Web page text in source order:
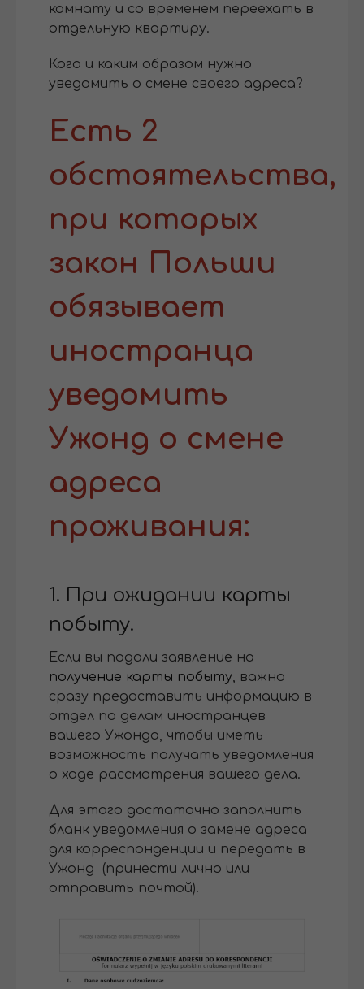
комнату и со временем переехать в
отдельную квартиру.
Кого и каким образом нужно
уведомить о смене своего адреса?
Есть 2
обстоятельства,
при которых
закон Польши
обязывает
иностранца
уведомить
Ужонд о смене
адреса
проживания:
1. При ожидании карты
побыту.
Если вы подали заявление на
получение карты побыту , важно
сразу предоставить информацию в
отдел по делам иностранцев
вашего Ужонда, чтобы иметь
возможность получать уведомления
о ходе рассмотрения вашего дела.
Для этого достаточно заполнить
бланк уведомления о замене адреса
для корреспонденции и передать в
Ужонд (принести лично или
отправить почтой).